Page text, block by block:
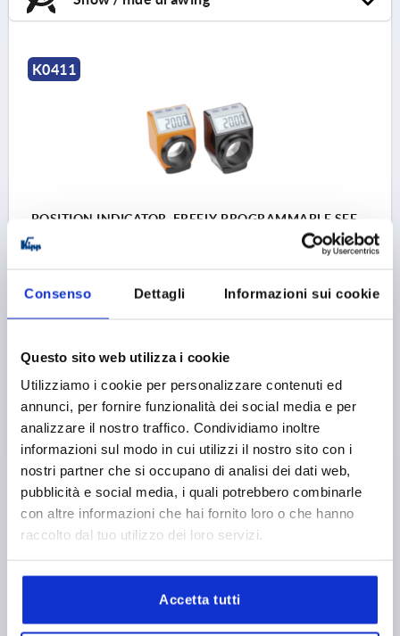
Consenso Dettagli Informazioni sui cookie
Questo sito web utilizza i cookie
Utilizziamo i cookie per personalizzare contenuti ed
annunci, per fornire funzionalità dei social media e per
analizzare il nostro traffico. Condividiamo inoltre
informazioni sul modo in cui utilizzi il nostro sito con i
nostri partner che si occupano di analisi dei dati web,
pubblicità e social media, i quali potrebbero combinarle
con altre informazioni che hai fornito loro o che hanno
raccolto dal tuo utilizzo dei loro servizi.
Accetta tutti
K0411
POSITION INDICATOR, FREELY PROGRAMMABLE SEE
SAMPLE ORDER FOR POS, PLASTIC, COMP:STEEL,
UN3091 DANGER GOODS CLASS 9
VERSION 1=DIGITAL
VERSION 2=PROGRAMMED
Order number:K0411.
On request
plus sales tax
plus shipping costs
DETAILS
PRODUCT DETAILS